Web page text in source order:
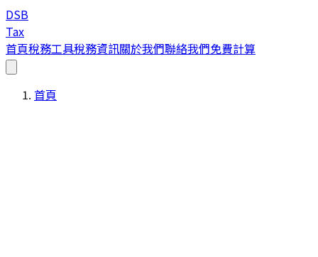
DSB
Tax
首頁稅務工具稅務資訊關於我們聯絡我們免費計算
首頁